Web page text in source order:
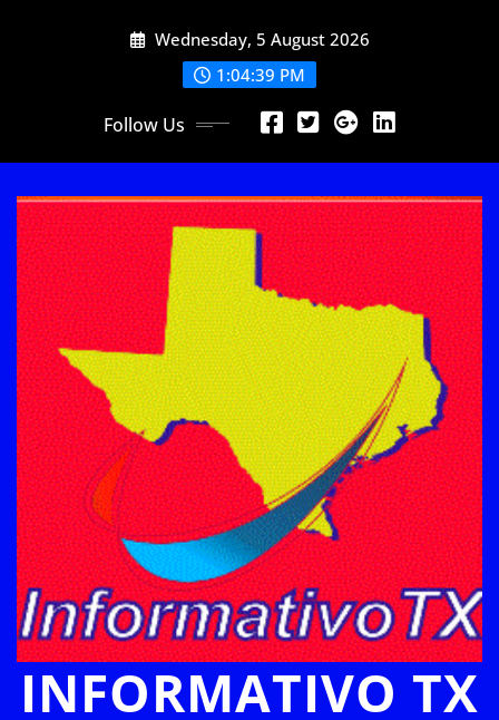
Wednesday, 5 August 2026
1:04:40 PM
Follow Us
INFORMATIVO TX